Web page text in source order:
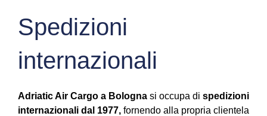
Spedizioni
internazionali
Adriatic Air Cargo a Bologna si occupa di spedizioni
internazionali dal 1977, fornendo alla propria clientela